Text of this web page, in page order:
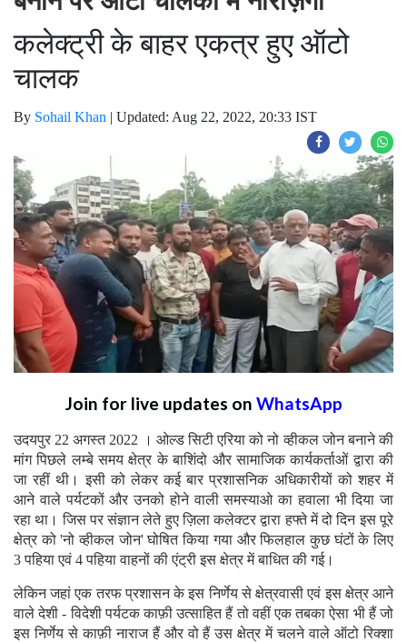
कलेक्ट्री के बाहर एकत्र हुए ऑटो
चालक
By Sohail Khan | Updated: Aug 22, 2022, 20:33 IST
Join for live updates on WhatsApp
उदयपुर 22 अगस्त 2022 । ओल्ड सिटी एरिया को नो व्हीकल जोन बनाने की
मांग पिछले लम्बे समय क्षेत्र के बाशिंदो और सामाजिक कार्यकर्ताओं द्वारा की
जा रहीं थी। इसी को लेकर कई बार प्रशासनिक अधिकारीयों को शहर में
आने वाले पर्यटकों और उनको होने वाली समस्याओ का हवाला भी दिया जा
रहा था। जिस पर संज्ञान लेते हुए ज़िला कलेक्टर द्वारा हफ्ते में दो दिन इस पूरे
क्षेत्र को 'नो व्हीकल जोन' घोषित किया गया और फिलहाल कुछ घंटों के लिए
3 पहिया एवं 4 पहिया वाहनों की एंट्री इस क्षेत्र में बाधित की गई।
लेकिन जहां एक तरफ प्रशासन के इस निर्णेय से क्षेत्रवासी एवं इस क्षेत्र आने
वाले देशी - विदेशी पर्यटक काफ़ी उत्साहित हैं तो वहीं एक तबका ऐसा भी हैं जो
इस निर्णेय से काफ़ी नाराज हैं और वो हैं उस क्षेत्र में चलने वाले ऑटो रिक्शा